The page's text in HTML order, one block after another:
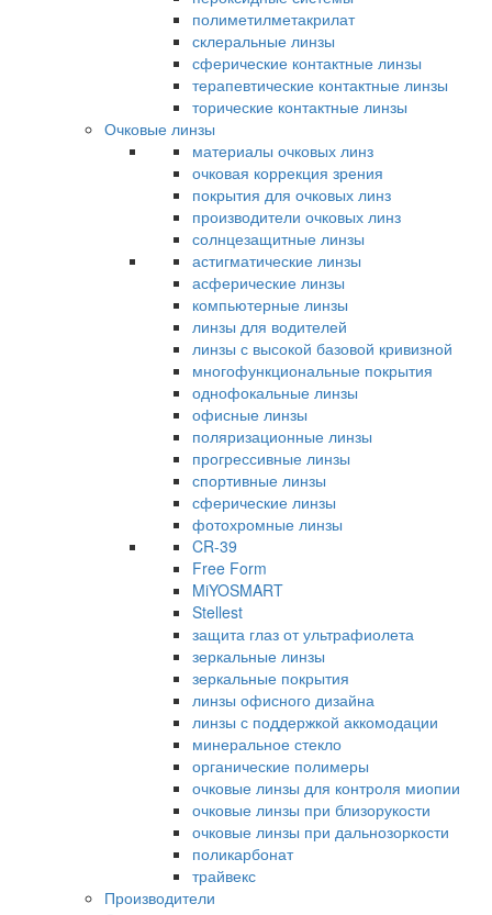
полиметилметакрилат
склеральные линзы
сферические контактные линзы
терапевтические контактные линзы
торические контактные линзы
Очковые линзы
материалы очковых линз
очковая коррекция зрения
покрытия для очковых линз
производители очковых линз
солнцезащитные линзы
астигматические линзы
асферические линзы
компьютерные линзы
линзы для водителей
линзы с высокой базовой кривизной
многофункциональные покрытия
однофокальные линзы
офисные линзы
поляризационные линзы
прогрессивные линзы
спортивные линзы
сферические линзы
фотохромные линзы
CR-39
Free Form
MiYOSMART
Stellest
защита глаз от ультрафиолета
зеркальные линзы
зеркальные покрытия
линзы офисного дизайна
линзы с поддержкой аккомодации
минеральное стекло
органические полимеры
очковые линзы для контроля миопии
очковые линзы при близорукости
очковые линзы при дальнозоркости
поликарбонат
трайвекс
Производители